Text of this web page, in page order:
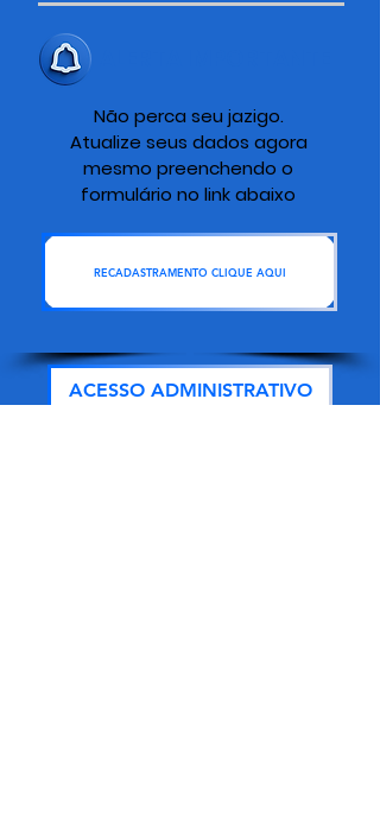
Não perca seu jazigo.
Atualize seus dados agora
mesmo preenchendo o
formulário no link abaixo
RECADASTRAMENTO CLIQUE AQUI
ACESSO ADMINISTRATIVO